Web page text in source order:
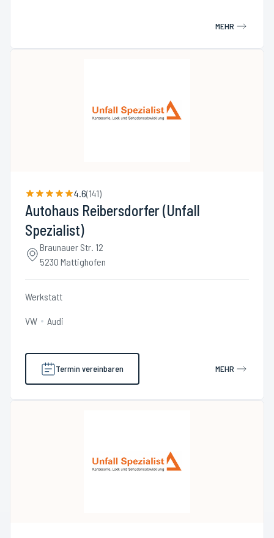
MEHR
4.6(141)
Autohaus Reibersdorfer (Unfall
Spezialist)
Braunauer Str. 12
5230 Mattighofen
Werkstatt
VW Audi
Termin vereinbaren MEHR